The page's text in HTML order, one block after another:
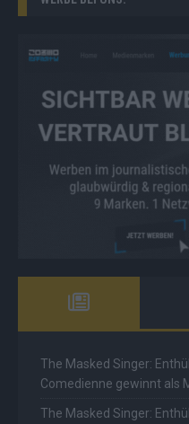
The Masked Singer:
Comedienne gewinnt als
The Masked Singer: